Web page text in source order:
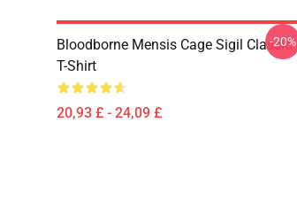
Bloodborne Mensis Cage Sigil Classic
T-Shirt
20,93 £ - 24,09 £
-20%